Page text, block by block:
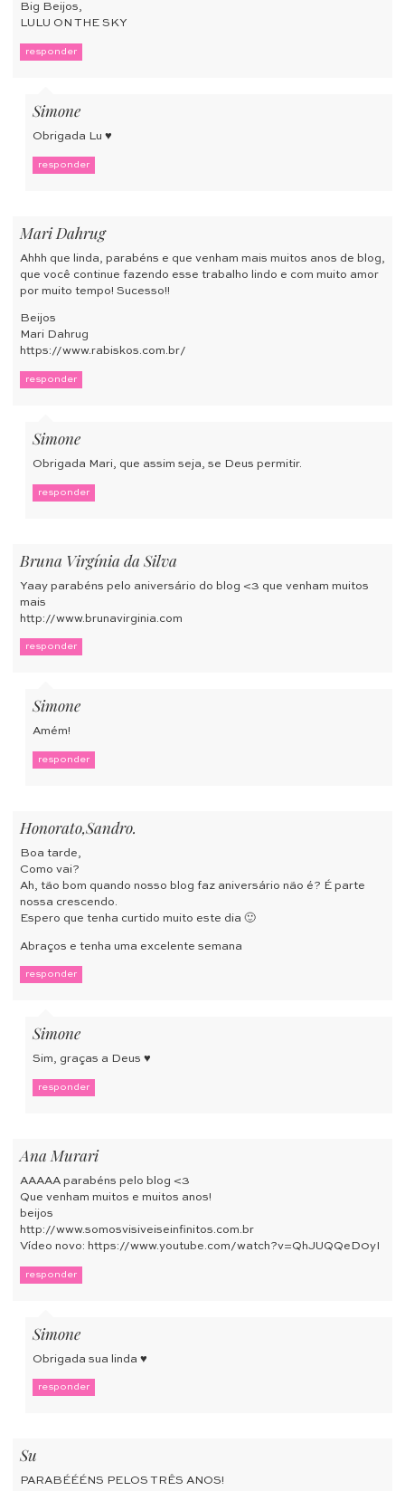
Big Beijos,
LULU ON THE SKY
responder
Simone
Obrigada Lu ♥
responder
Mari Dahrug
Ahhh que linda, parabéns e que venham mais muitos anos de blog,
que você continue fazendo esse trabalho lindo e com muito amor
por muito tempo! Sucesso!!
Beijos
Mari Dahrug
https://www.rabiskos.com.br/
responder
Simone
Obrigada Mari, que assim seja, se Deus permitir.
responder
Bruna Virgínia da Silva
Yaay parabéns pelo aniversário do blog <3 que venham muitos
mais
http://www.brunavirginia.com
responder
Simone
Amém!
responder
Honorato,Sandro.
Boa tarde,
Como vai?
Ah, tão bom quando nosso blog faz aniversário não é? É parte
nossa crescendo.
Espero que tenha curtido muito este dia 🙂
Abraços e tenha uma excelente semana
responder
Simone
Sim, graças a Deus ♥
responder
Ana Murari
AAAAA parabéns pelo blog <3
Que venham muitos e muitos anos!
beijos
http://www.somosvisiveiseinfinitos.com.br
Vídeo novo: https://www.youtube.com/watch?v=QhJUQQeD0yI
responder
Simone
Obrigada sua linda ♥
responder
Su
PARABÉÉÉNS PELOS TRÊS ANOS!